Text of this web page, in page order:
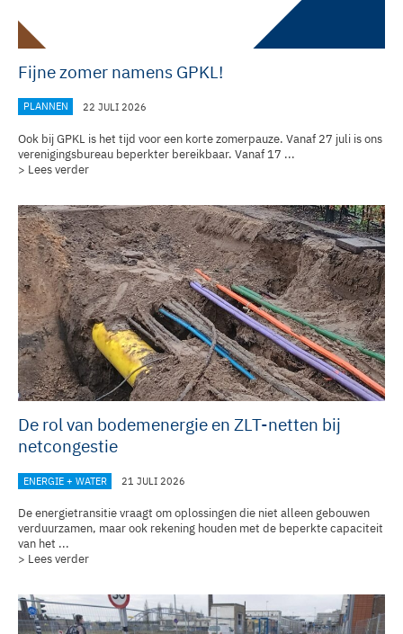
Fijne zomer namens GPKL!
PLANNEN 22 JULI 2026
Ook bij GPKL is het tijd voor een korte zomerpauze. Vanaf 27 juli is ons
verenigingsbureau beperkter bereikbaar. Vanaf 17 ...
> Lees verder
De rol van bodemenergie en ZLT-netten bij
netcongestie
ENERGIE + WATER 21 JULI 2026
De energietransitie vraagt om oplossingen die niet alleen gebouwen
verduurzamen, maar ook rekening houden met de beperkte capaciteit
van het ...
> Lees verder